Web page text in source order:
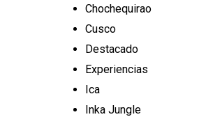
Chochequirao
Cusco
Destacado
Experiencias
Ica
Inka Jungle